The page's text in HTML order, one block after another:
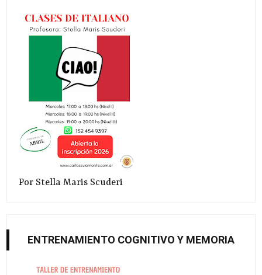
Por Stella Maris Scuderi
ENTRENAMIENTO COGNITIVO Y MEMORIA